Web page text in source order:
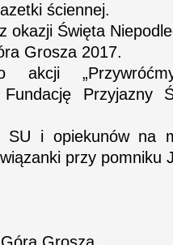
ściennej.
okazji Święta
Grosza 2017.
akcji
Fundację Przyjazny
SU i opiekunów na
przy pomniku